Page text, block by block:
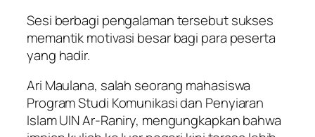
Sesi berbagi pengalaman tersebut sukses
memantik motivasi besar bagi para peserta
yang hadir.
Ari Maulana, salah seorang mahasiswa
Program Studi Komunikasi dan Penyiaran
Islam UIN Ar-Raniry, mengungkapkan bahwa